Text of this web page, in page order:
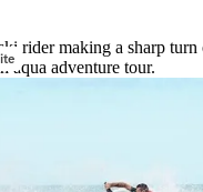
rider making a sharp turn
aqua adventure tour.